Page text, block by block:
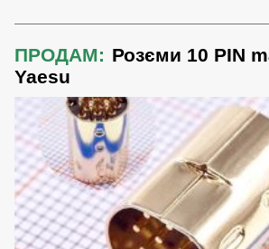
ПРОДАМ: Розєми 10 PIN
Yaesu